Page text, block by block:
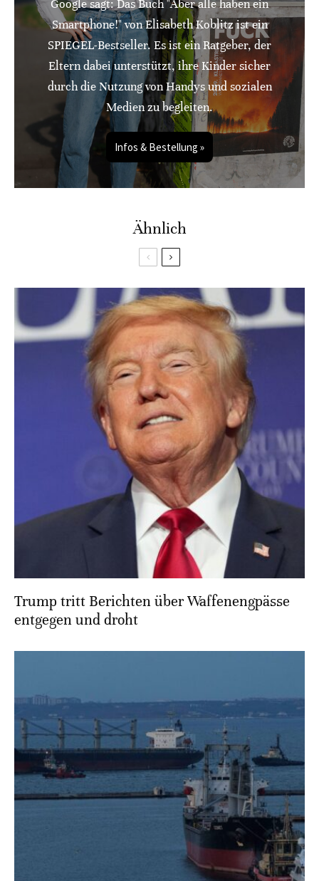
Google sagt: Das Buch "Aber alle haben ein
Smartphone!" von Elisabeth Koblitz ist ein
SPIEGEL-Bestseller. Es ist ein Ratgeber, der
Eltern dabei unterstützt, ihre Kinder sicher
durch die Nutzung von Handys und sozialen
Medien zu begleiten.
Infos & Bestellung »
Ähnlich
Trump tritt Berichten über Waffenengpässe
entgegen und droht